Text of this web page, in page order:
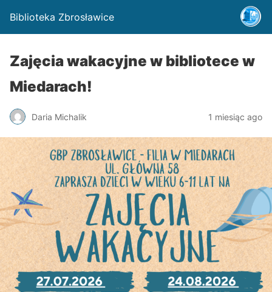
Biblioteka Zbrosławice
Zajęcia wakacyjne w bibliotece w
Miedarach!
Daria Michalik 1 miesiąc ago